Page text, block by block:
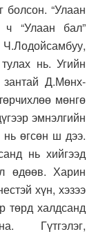
болсон. “Улаан
ч “Улаан бал”
нь. Угийн
зантай Д.Мөнх-
мөнгө
эмнэлгийн
нь өгсөн ш дээ.
нь хийгээд
өдөөв. Харин
хүн, хэзээ
төрд халдсанд
Гүтгэлэг,